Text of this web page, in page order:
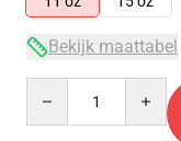
Bekijk maattabel